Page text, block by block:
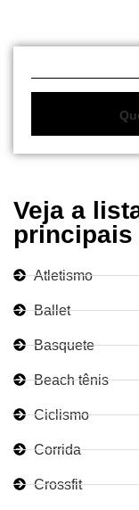
Veja a
principais
Atletismo
Ballet
Basquete
Beach tênis
Ciclismo
Corrida
Crossfit